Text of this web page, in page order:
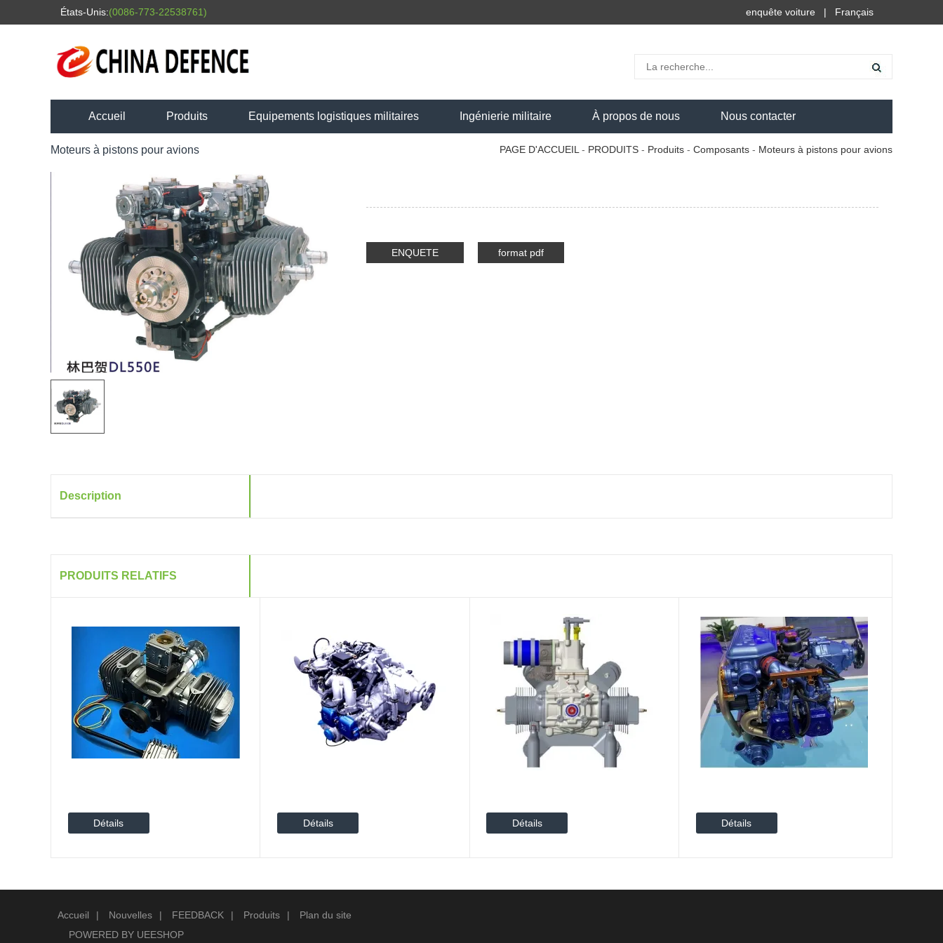
États-Unis:(0086-773-22538761) Français
|
enquête voiture
Accueil Produits Equipements logistiques militaires Ingénierie militaire À propos de nous Nous contacter
Moteurs à pistons pour avions PAGE D'ACCUEIL - PRODUITS - Produits - Composants - Moteurs à pistons pour avions
ENQUETE format pdf
Description
PRODUITS RELATIFS
Détails Détails Détails Détails
Accueil | Nouvelles | FEEDBACK | Produits |
Plan du site
POWERED BY UEESHOP